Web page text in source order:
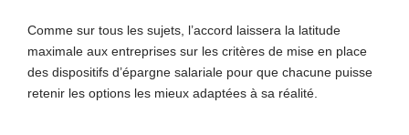
Comme sur tous les sujets, l’accord laissera la latitude
maximale aux entreprises sur les critères de mise en place
des dispositifs d’épargne salariale pour que chacune puisse
retenir les options les mieux adaptées à sa réalité.